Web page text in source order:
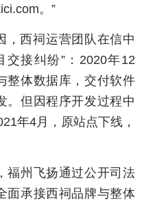
。”
，西祠运营团队在信中
交接纠纷”：2020年12
整体数据库，交付软件
。但因程序开发过程中
年4月，原站点下线，
福州飞扬通过公开司法
面承接西祠品牌与整体